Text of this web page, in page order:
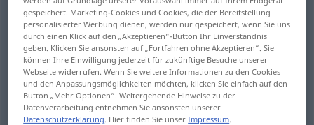
Zurückhaltung, Mäßigung
behaltene Zahl Weitere Beispiele...
gespeichert. Marketing-Cookies und Cookies, die der Bereitstellung
personalisierter Werbung dienen, werden nur gespeichert, wenn Sie uns
durch einen Klick auf den „Akzeptieren“-Button Ihr Einverständnis
geben. Klicken Sie ansonsten auf „Fortfahren ohne Akzeptieren“. Sie
können Ihre Einwilligung jederzeit für zukünftige Besuche unserer
Webseite widerrufen. Wenn Sie weitere Informationen zu den Cookies
und den Anpassungsmöglichkeiten möchten, klicken Sie einfach auf den
Button „Mehr Optionen“. Weitergehende Hinweise zu der
Datenverarbeitung entnehmen Sie ansonsten unserer
Datenschutzerklärung. Hier finden Sie unserImpressum.